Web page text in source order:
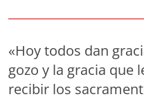
«Hoy todos dan
gozo y la gracia que
recibir los